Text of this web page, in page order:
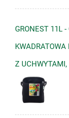
GRONEST 11L
Z